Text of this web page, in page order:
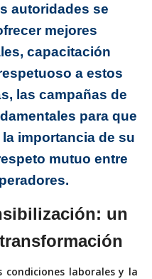
autoridades se
mejores
capacitación
a estos
las campañas de
para que
importancia de su
mutuo entre
un
laborales y la